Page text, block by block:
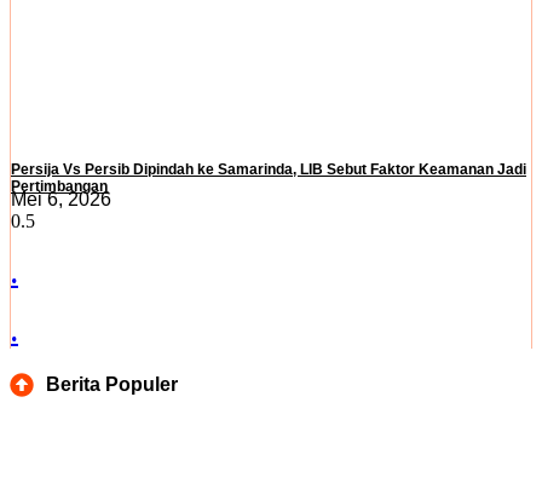
Persija Vs Persib Dipindah ke Samarinda, LIB Sebut Faktor Keamanan Jadi
Pertimbangan
Mei 6, 2026
.
.
Berita Populer